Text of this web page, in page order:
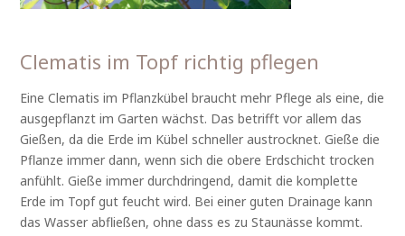
Clematis im Topf richtig pflegen
Eine Clematis im Pflanzkübel braucht mehr Pflege als eine, die
ausgepflanzt im Garten wächst. Das betrifft vor allem das
Gießen, da die Erde im Kübel schneller austrocknet. Gieße die
Pflanze immer dann, wenn sich die obere Erdschicht trocken
anfühlt. Gieße immer durchdringend, damit die komplette
Erde im Topf gut feucht wird. Bei einer guten Drainage kann
das Wasser abfließen, ohne dass es zu Staunässe kommt.